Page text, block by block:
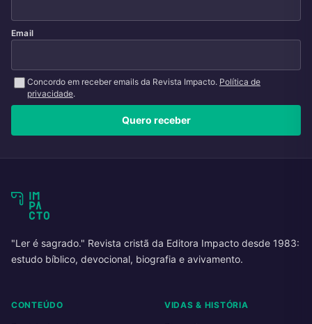
Email
Concordo em receber emails da Revista Impacto. Política de
privacidade.
Quero receber
"Ler é sagrado." Revista cristã da Editora Impacto desde 1983:
estudo bíblico, devocional, biografia e avivamento.
CONTEÚDO VIDAS & HISTÓRIA